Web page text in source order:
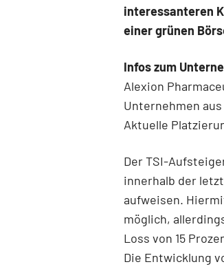
interessanteren
einer grünen
Infos zum
Alexion
Unternehmen aus
Aktuelle
Der TSI-
innerhalb der
aufweisen.
möglich,
Loss von 15
Die Entwicklung